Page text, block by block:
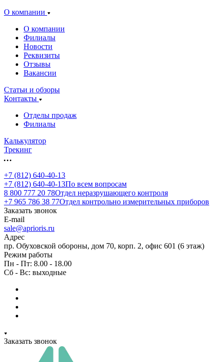
О компании
О компании
Филиалы
Новости
Реквизиты
Отзывы
Вакансии
Статьи и обзоры
Контакты
Отделы продаж
Филиалы
Калькулятор
Трекинг
+7 (812) 640-40-13
+7 (812) 640-40-13По всем вопросам
8 800 777 20 78Отдел неразрушающего контроля
+7 965 786 38 77Отдел контрольно измерительных приборов
Заказать звонок
E-mail
sale@aprioris.ru
Адрес
пр. Обуховской обороны, дом 70, корп. 2, офис 601 (6 этаж)
Режим работы
Пн - Пт: 8.00 - 18.00
Сб - Вс: выходные
Заказать звонок